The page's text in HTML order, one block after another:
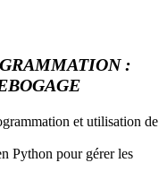
:
et utilisation de
Python pour gérer les